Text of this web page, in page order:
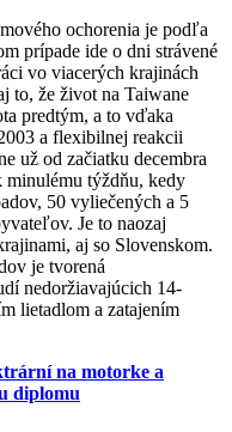
ochorenia je podľa
prípade ide o dni strávené
vo viacerých krajinách
to, že život na Taiwane
predtým, a to vďaka
a flexibilnej reakcii
už od začiatku decembra
týždňu, kedy
50 vyliečených a 5
Je to naozaj
aj so Slovenskom.
je tvorená
nedoržiavajúcich 14-
lietadlom a zatajením
na motorke a
diplomu